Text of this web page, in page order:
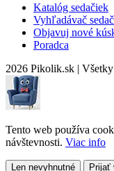
Katalóg sedačiek
Vyhľadávač
Objavuj nové
Poradca
2026 Pikolik.sk |
Tento web používa
návštevnosti. Viac info
Len nevyhnutné Prijať